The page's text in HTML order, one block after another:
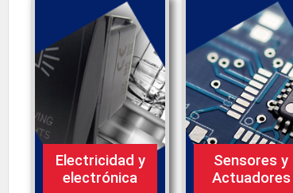
Electricidad y
electrónica
Sensores y
Actuadores